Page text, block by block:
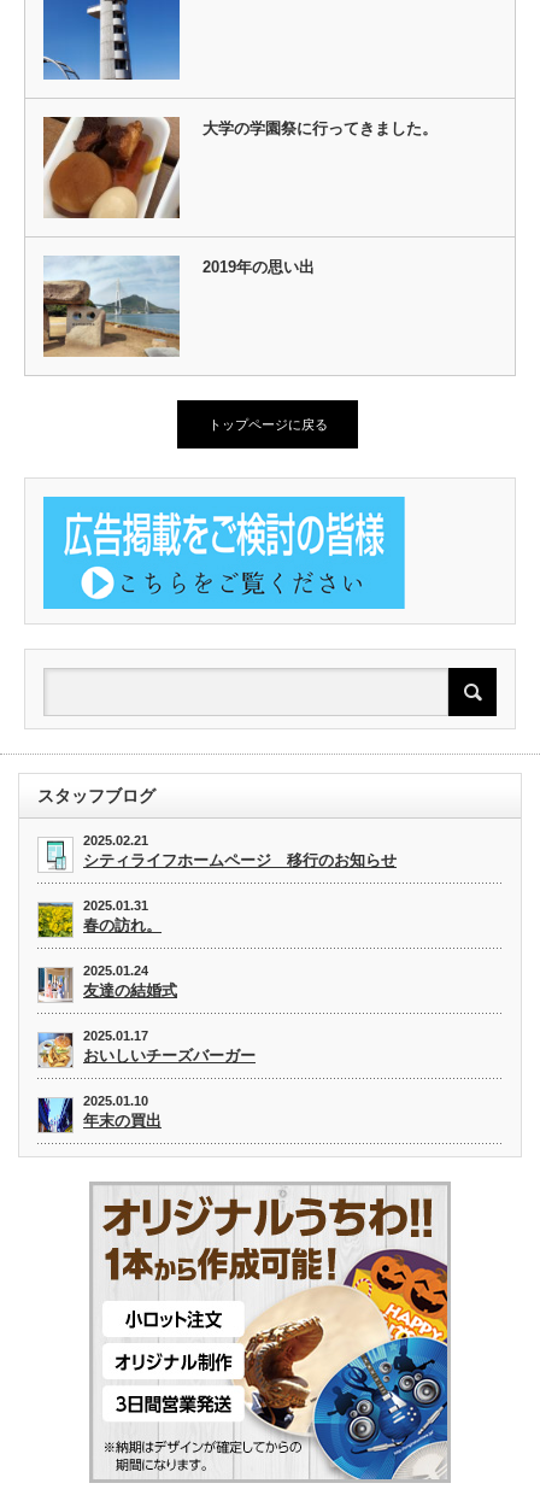
大学の学園祭に行ってきました。
2019年の思い出
トップページに戻る
スタッフブログ
2025.02.21
シティライフホームページ 移行のお知らせ
2025.01.31
春の訪れ。
2025.01.24
友達の結婚式
2025.01.17
おいしいチーズバーガー
2025.01.10
年末の買出